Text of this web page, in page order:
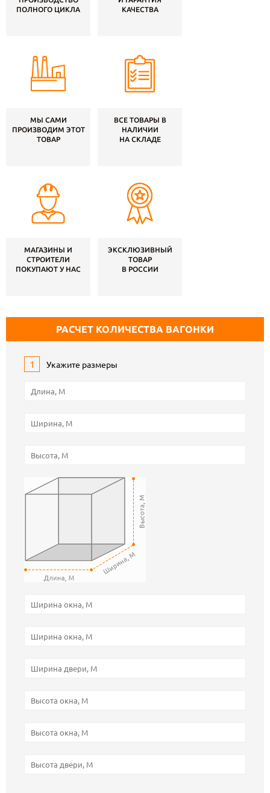
ПОЛНОГО ЦИКЛА
КАЧЕСТВА
МЫ САМИ
ПРОИЗВОДИМ ЭТОТ
ТОВАР
ВСЕ ТОВАРЫ В
НАЛИЧИИ
НА СКЛАДЕ
МАГАЗИНЫ И
СТРОИТЕЛИ
ПОКУПАЮТ У НАС
ЭКСКЛЮЗИВНЫЙ
ТОВАР
В РОССИИ
РАСЧЕТ КОЛИЧЕСТВА ВАГОНКИ
1 Укажите размеры